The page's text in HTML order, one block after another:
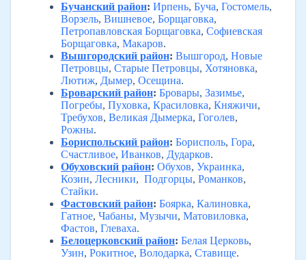
Бучанский район: Ирпень, Буча, Гостомель,
Ворзель, Вишневое, Борщаговка,
Петропавловская Борщаговка, Софиевская
Борщаговка, Макаров.
Вышгородский район: Вышгород, Новые
Петровцы, Старые Петровцы, Хотяновка,
Лютиж, Дымер, Осещина.
Броварский район: Бровары, Зазимье,
Погребы, Пуховка, Красиловка, Княжичи,
Требухов, Великая Дымерка, Гоголев,
Рожны.
Бориспольский район: Борисполь, Гора,
Счастливое, Иванков, Дударков.
Обуховский район: Обухов, Украинка,
Козин, Лесники, Подгорцы, Романков,
Стайки.
Фастовский район: Боярка, Калиновка,
Гатное, Чабаны, Музычи, Матовиловка,
Фастов, Глеваха.
Белоцерковский район: Белая Церковь,
Узин, Рокитное, Володарка, Ставище.